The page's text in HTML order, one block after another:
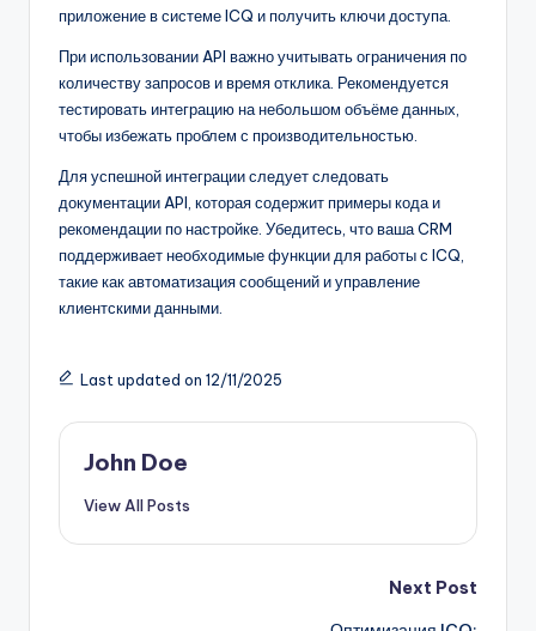
приложение в системе ICQ и получить ключи доступа.
При использовании API важно учитывать ограничения по
количеству запросов и время отклика. Рекомендуется
тестировать интеграцию на небольшом объёме данных,
чтобы избежать проблем с производительностью.
Для успешной интеграции следует следовать
документации API, которая содержит примеры кода и
рекомендации по настройке. Убедитесь, что ваша CRM
поддерживает необходимые функции для работы с ICQ,
такие как автоматизация сообщений и управление
клиентскими данными.
Last updated on 12/11/2025
John Doe
View All Posts
Next Post